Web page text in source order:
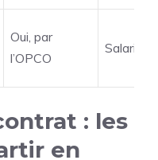
Oui, par
l’OPCO
Salarié
: les
en